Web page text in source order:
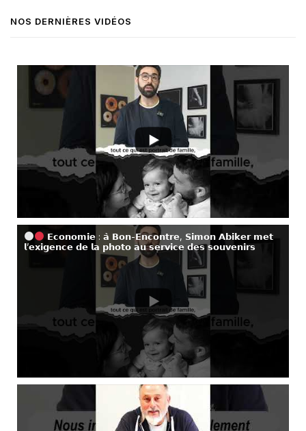
NOS DERNIÈRES VIDÉOS
𝗘𝗰𝗼𝗻𝗼𝗺𝗶𝗲 : 𝗮̀ 𝗕𝗼𝗻-𝗘𝗻𝗰𝗼𝗻𝘁𝗿𝗲, 𝗦𝗶𝗺𝗼𝗻 𝗔𝗯𝗶𝗸𝗲𝗿 𝗺𝗲𝘁
𝗹’𝗲𝘅𝗶𝗴𝗲𝗻𝗰𝗲 𝗱𝗲 𝗹𝗮 𝗽𝗵𝗼𝘁𝗼 𝗮𝘂 𝘀𝗲𝗿𝘃𝗶𝗰𝗲 𝗱𝗲𝘀 𝘀𝗼𝘂𝘃𝗲𝗻𝗶𝗿𝘀